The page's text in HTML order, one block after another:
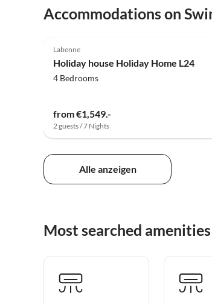
Accommodations on
Labenne
Holiday house Holiday Home L24
4 Bedrooms
from €1,549.-
2 guests / 7 Nights
Alle anzeigen
Most searched